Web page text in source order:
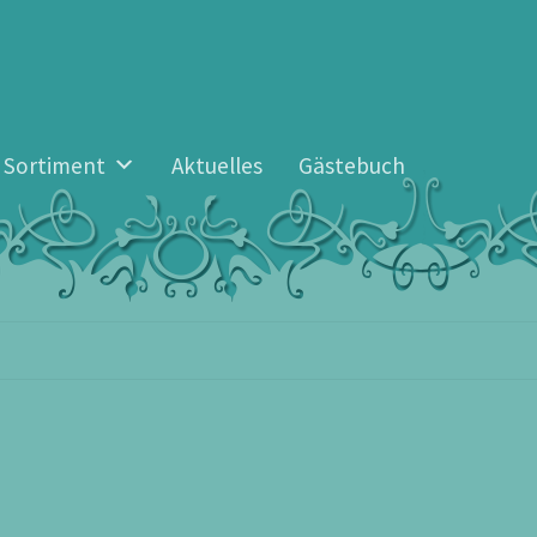
Sortiment Aktuelles Gästebuch